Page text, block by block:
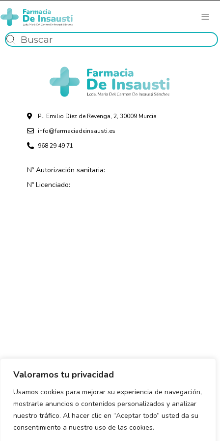
Valoramos tu privacidad
Usamos cookies para mejorar su experiencia de navegación,
mostrarle anuncios o contenidos personalizados y analizar
nuestro tráfico. Al hacer clic en “Aceptar todo” usted da su
consentimiento a nuestro uso de las cookies.
Pl. Emilio Díez de Revenga, 2, 30009 Murcia
info@farmaciadeinsausti.es
968 29 49 71
Nº Autorización sanitaria:
Nº Licenciado:
Política de envío y devoluciones Política de privacidad
Uso de cookies Aviso legal Términos y condiciones